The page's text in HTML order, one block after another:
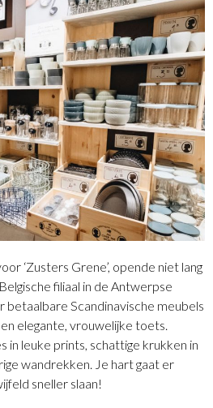
‘Zusters Grene’, opende niet lang
filiaal in de Antwerpse
betaalbare Scandinavische meubels
elegante, vrouwelijke toets.
in leuke prints, schattige krukken in
wandrekken. Je hart gaat er
sneller slaan!